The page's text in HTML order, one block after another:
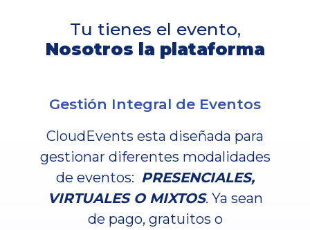
Tu tienes el evento,
Nosotros la plataforma
Gestión Integral de Eventos
CloudEvents esta diseñada para
gestionar diferentes modalidades
de eventos: PRESENCIALES,
VIRTUALES O MIXTOS. Ya sean
de pago, gratuitos o